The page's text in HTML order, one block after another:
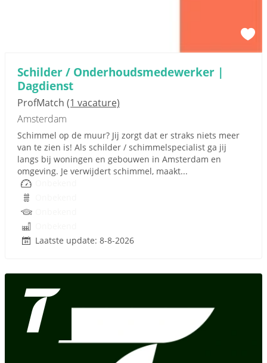
Schilder / Onderhoudsmedewerker |
Dagdienst
ProfMatch (1 vacature)
Amsterdam
Schimmel op de muur? Jij zorgt dat er straks niets meer
van te zien is! Als schilder / schimmelspecialist ga jij
langs bij woningen en gebouwen in Amsterdam en
omgeving. Je verwijdert schimmel, maakt...
Laatste update: 8-8-2026